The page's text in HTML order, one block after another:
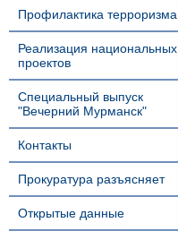
Профилактика терроризма
Реализация национальных
проектов
Специальный выпуск
"Вечерний Мурманск"
Контакты
Прокуратура разъясняет
Открытые данные